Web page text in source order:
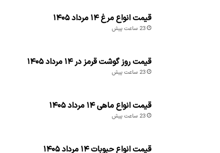
قیمت انواع مرغ ۱۴ مرداد ۱۴۰۵
23 ساعت پیش
قیمت روز گوشت قرمز در ۱۴ مرداد ۱۴۰۵
23 ساعت پیش
قیمت انواع ماهی ۱۴ مرداد ۱۴۰۵
23 ساعت پیش
قیمت انواع حبوبات ۱۴ مرداد ۱۴۰۵